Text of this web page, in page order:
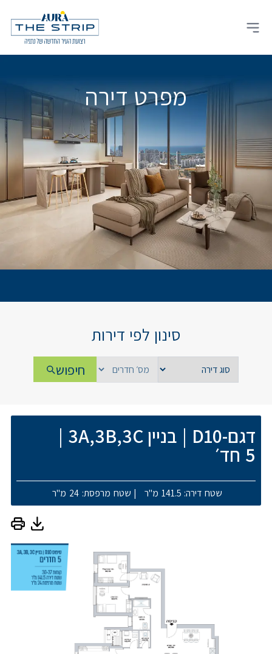
content
Open main menu
מפרט דירה
סינון לפי דירות
חיפוש
דגם-D10 | בניין 3A,3B,3C |
5 חד׳
שטח דירה: 141.5 מ"ר | שטח מרפסת: 24 מ"ר